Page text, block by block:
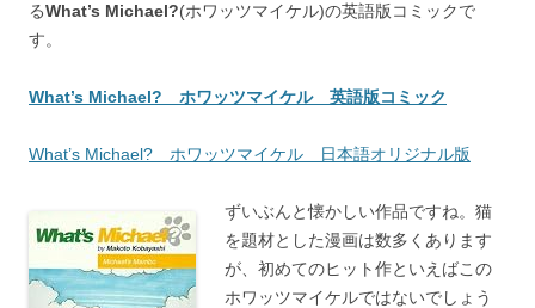
るWhat’s Michael?(ホワッツマイケル)の英語版コミックで
す。
What’s Michael? ホワッツマイケル 英語版コミック
What’s Michael? ホワッツマイケル 日本語オリジナル版
ずいぶんと懐かしい作品ですね。猫
を題材とした漫画は数多くあります
が、初めてのヒット作といえばこの
ホワッツマイケルではないでしょう